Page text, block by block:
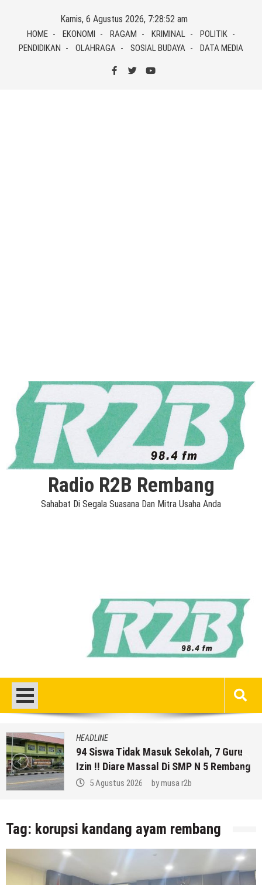
content
Kamis, 6 Agustus 2026, 7:28:53 am
HOME EKONOMI RAGAM KRIMINAL
POLITIK
PENDIDIKAN
OLAHRAGA SOSIAL BUDAYA DATA MEDIA
Radio R2B Rembang
Sahabat Di Segala Suasana Dan Mitra Usaha Anda
HEADLINE
94 Siswa Tidak Masuk Sekolah, 7 Guru
Izin !! Diare Massal Di SMP N 5 Rembang
5 Agustus 2026 bymusa r2b
Tag: korupsi kandang ayam rembang